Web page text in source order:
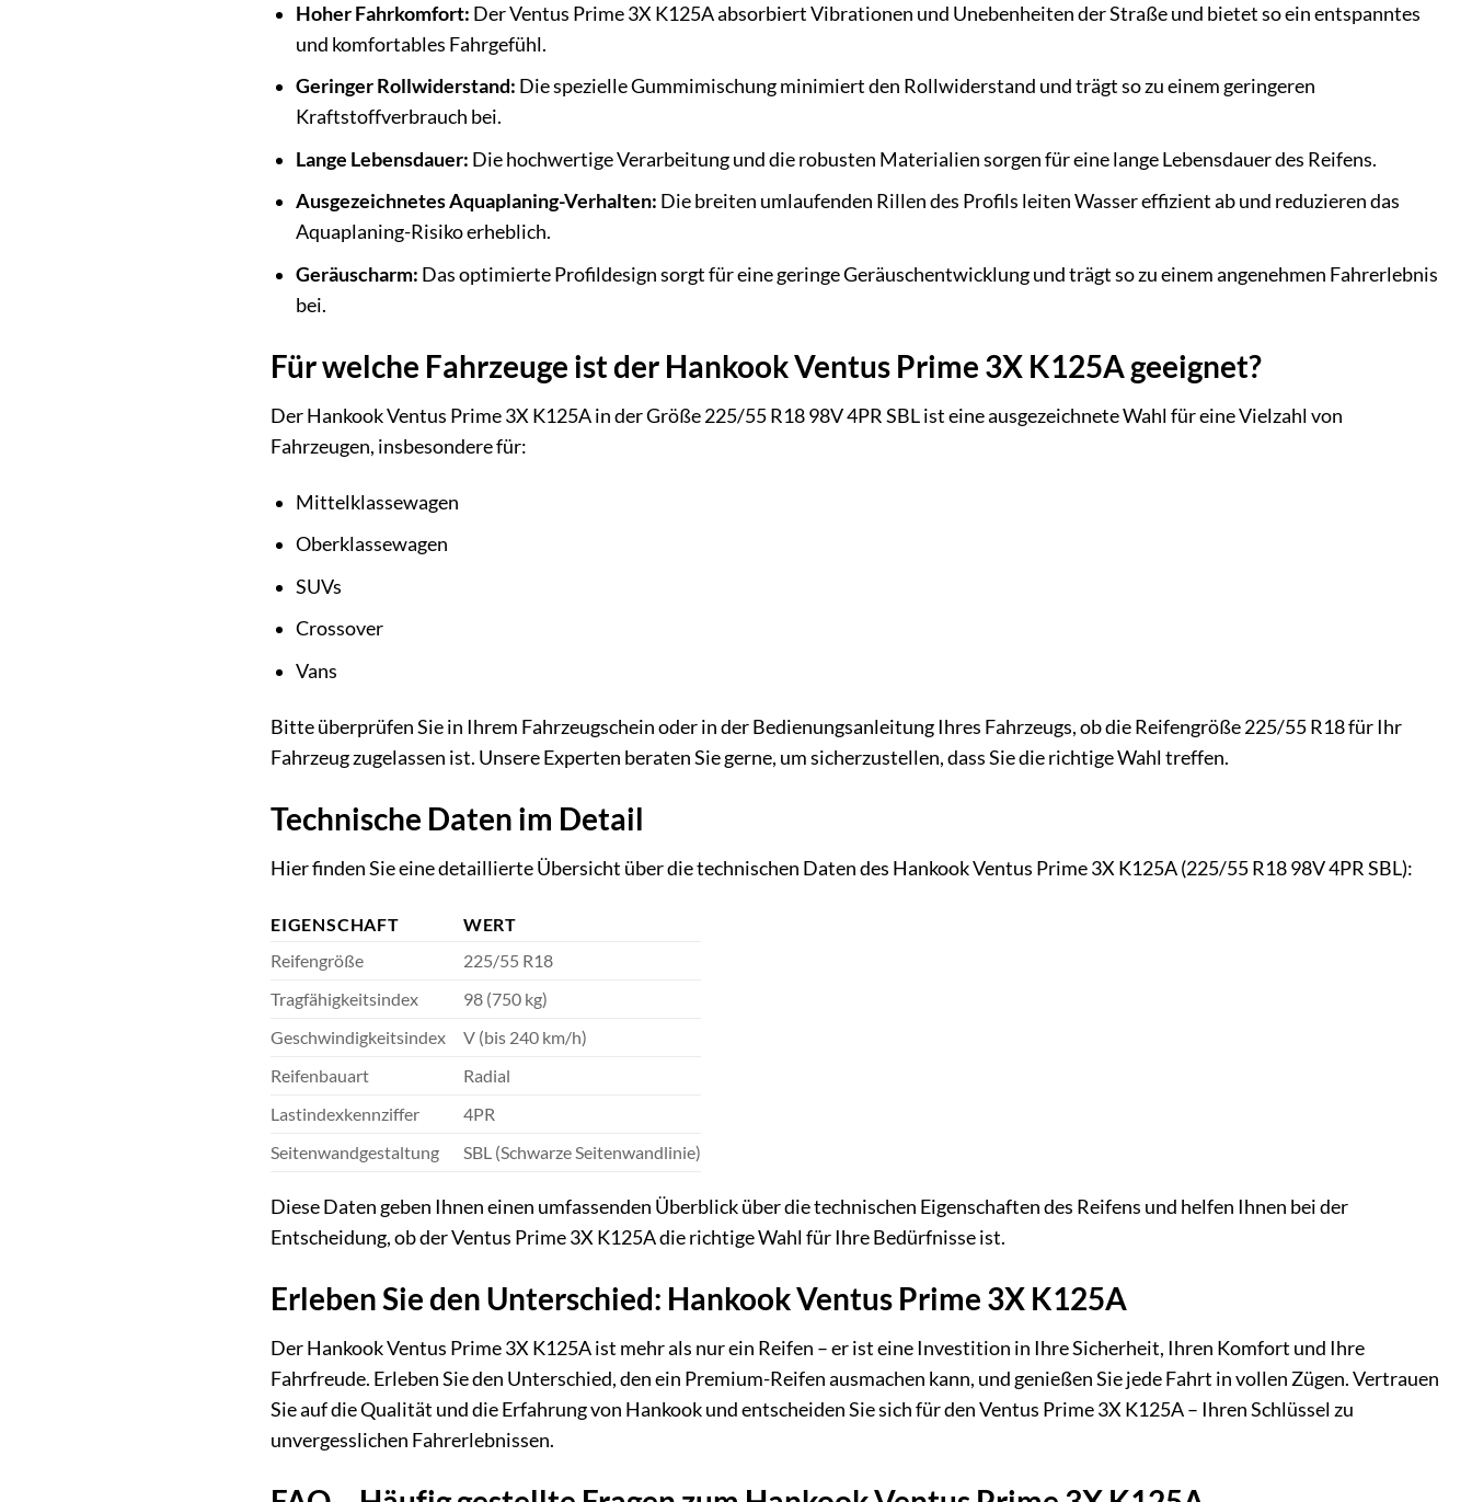
Hoher Fahrkomfort: Der Ventus Prime 3X K125A absorbiert Vibrationen und Unebenheiten der Straße und bietet so ein entspanntes
und komfortables Fahrgefühl.
Geringer Rollwiderstand: Die spezielle Gummimischung minimiert den Rollwiderstand und trägt so zu einem geringeren
Kraftstoffverbrauch bei.
Lange Lebensdauer: Die hochwertige Verarbeitung und die robusten Materialien sorgen für eine lange Lebensdauer des Reifens.
Ausgezeichnetes Aquaplaning-Verhalten: Die breiten umlaufenden Rillen des Profils leiten Wasser effizient ab und reduzieren das
Aquaplaning-Risiko erheblich.
Geräuscharm: Das optimierte Profildesign sorgt für eine geringe Geräuschentwicklung und trägt so zu einem angenehmen Fahrerlebnis
bei.
Für welche Fahrzeuge ist der Hankook Ventus Prime 3X K125A geeignet?
Der Hankook Ventus Prime 3X K125A in der Größe 225/55 R18 98V 4PR SBL ist eine ausgezeichnete Wahl für eine Vielzahl von
Fahrzeugen, insbesondere für:
Mittelklassewagen
Oberklassewagen
SUVs
Crossover
Vans
Bitte überprüfen Sie in Ihrem Fahrzeugschein oder in der Bedienungsanleitung Ihres Fahrzeugs, ob die Reifengröße 225/55 R18 für Ihr
Fahrzeug zugelassen ist. Unsere Experten beraten Sie gerne, um sicherzustellen, dass Sie die richtige Wahl treffen.
Technische Daten im Detail
Hier finden Sie eine detaillierte Übersicht über die technischen Daten des Hankook Ventus Prime 3X K125A (225/55 R18 98V 4PR SBL):
EIGENSCHAFT
WERT
Reifengröße
225/55 R18
Tragfähigkeitsindex
98 (750 kg)
Geschwindigkeitsindex
V (bis 240 km/h)
Reifenbauart
Radial
Lastindexkennziffer
4PR
Seitenwandgestaltung
SBL (Schwarze Seitenwandlinie)
Diese Daten geben Ihnen einen umfassenden Überblick über die technischen Eigenschaften des Reifens und helfen Ihnen bei der
Entscheidung, ob der Ventus Prime 3X K125A die richtige Wahl für Ihre Bedürfnisse ist.
Erleben Sie den Unterschied: Hankook Ventus Prime 3X K125A
Der Hankook Ventus Prime 3X K125A ist mehr als nur ein Reifen – er ist eine Investition in Ihre Sicherheit, Ihren Komfort und Ihre
Fahrfreude. Erleben Sie den Unterschied, den ein Premium-Reifen ausmachen kann, und genießen Sie jede Fahrt in vollen Zügen. Vertrauen
Sie auf die Qualität und die Erfahrung von Hankook und entscheiden Sie sich für den Ventus Prime 3X K125A – Ihren Schlüssel zu
unvergesslichen Fahrerlebnissen.